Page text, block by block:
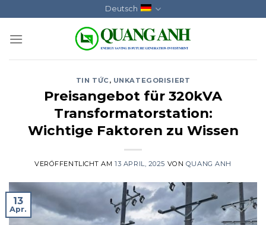
to
content
Deutsch
TIN TỨC, UNKATEGORISIERT
Preisangebot für 320kVA
Transformatorstation:
Wichtige Faktoren zu Wissen
VERÖFFENTLICHT AM13 APRIL, 2025 VON QUANG ANH
13
Apr.